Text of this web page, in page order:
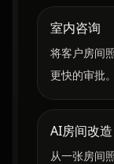
室内咨询
将客户房间
更快的审批。
AI房间改造
从一张房间